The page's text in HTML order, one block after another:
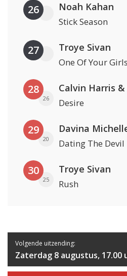
26 Noah Kahan
Stick Season
27 Troye Sivan
One Of Your Girls
28
26
Calvin Harris
Desire
29
20
Davina
Dating The Devil
30
25
Troye Sivan
Rush
Volgende uitzending:
Zaterdag 8 augustus, 17.00